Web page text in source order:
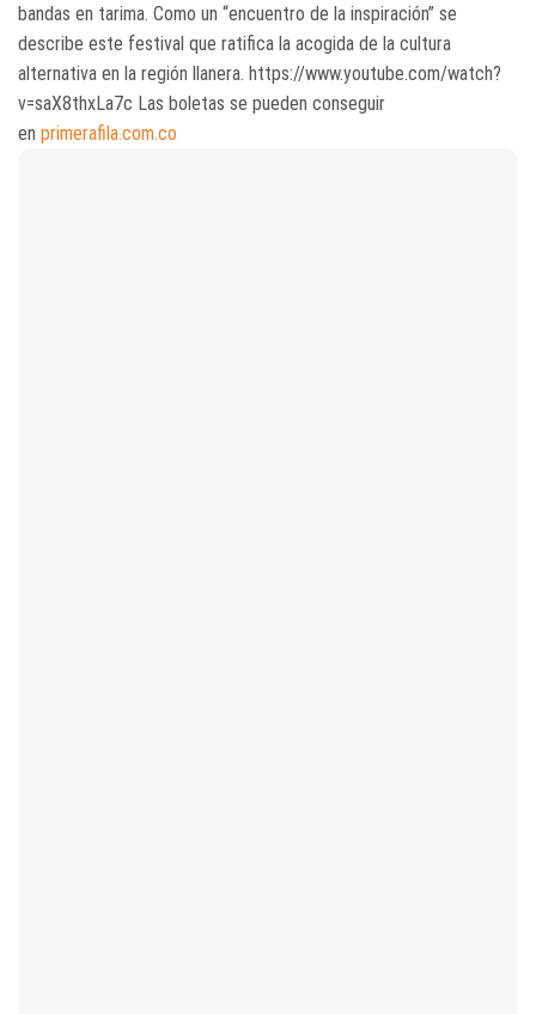
bandas en tarima. Como un “encuentro de la inspiración” se
describe este festival que ratifica la acogida de la cultura
alternativa en la región llanera. https://www.youtube.com/watch?
v=saX8thxLa7c Las boletas se pueden conseguir
en primerafila.com.co